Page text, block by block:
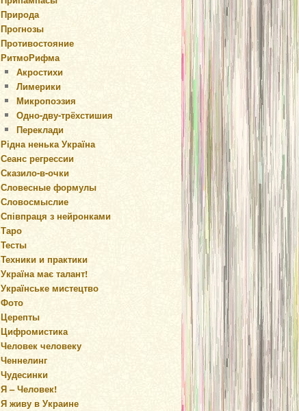
Природа
Прогнозы
Противостояние
РитмоРифма
Акростихи
Лимерики
Микропоэзия
Одно-дву-трёхстишия
Переклади
Рідна ненька Україна
Сеанс регрессии
Сказило-в-очки
Словесные формулы
Словосмыслие
Співпраця з нейронками
Таро
Тесты
Техники и практики
Україна має талант!
Українське мистецтво
Фото
Церепты
Цифромистика
Человек человеку
Ченнелинг
Чудесинки
Я – Человек!
Я живу в Украине